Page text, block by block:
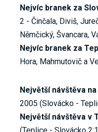
Nejvíc branek za
2 - Činčala, Diviš,
Němčický, Švancara,
Nejvíc branek za
Hora, Mahmutovič a
Největší návštěva
2005 (Slovácko -
Největší návštěva v